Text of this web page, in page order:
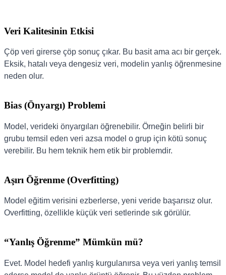
Veri Kalitesinin Etkisi
Çöp veri girerse çöp sonuç çıkar. Bu basit ama acı bir gerçek.
Eksik, hatalı veya dengesiz veri, modelin yanlış öğrenmesine
neden olur.
Bias (Önyargı) Problemi
Model, verideki önyargıları öğrenebilir. Örneğin belirli bir
grubu temsil eden veri azsa model o grup için kötü sonuç
verebilir. Bu hem teknik hem etik bir problemdir.
Aşırı Öğrenme (Overfitting)
Model eğitim verisini ezberlerse, yeni veride başarısız olur.
Overfitting, özellikle küçük veri setlerinde sık görülür.
“Yanlış Öğrenme” Mümkün mü?
Evet. Model hedefi yanlış kurgulanırsa veya veri yanlış temsil